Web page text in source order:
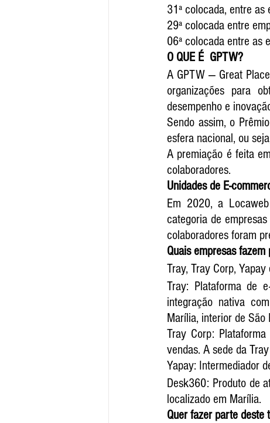
31ª colocada, entre
29ª colocada entre
06ª colocada entre as
O QUE É  GPTW?
A GPTW — Great
organizações para
desempenho e
Sendo assim, o
esfera nacional, ou
A premiação é feita
colaboradores.
Unidades de E-
Em 2020, a
categoria de
colaboradores foram
Quais empresas
Tray, Tray Corp,
Tray: Plataforma de
integração nativa
Marília, interior de São
Tray Corp:
vendas. A sede da
Yapay: Intermediador
Desk360: Produto de
localizado em Marília.
Quer fazer parte deste